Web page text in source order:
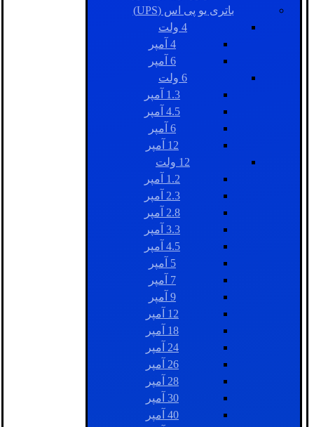
باتری یو پی اس (UPS)
4 ولت
4 آمپر
6 آمپر
6 ولت
1.3 آمپر
4.5 آمپر
6 آمپر
12 آمپر
12 ولت
1.2 آمپر
2.3 آمپر
2.8 آمپر
3.3 آمپر
4.5 آمپر
5 آمپر
7 آمپر
9 آمپر
12 آمپر
18 آمپر
24 آمپر
26 آمپر
28 آمپر
30 آمپر
40 آمپر